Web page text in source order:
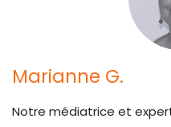
Marianne G.
Notre médiatrice et